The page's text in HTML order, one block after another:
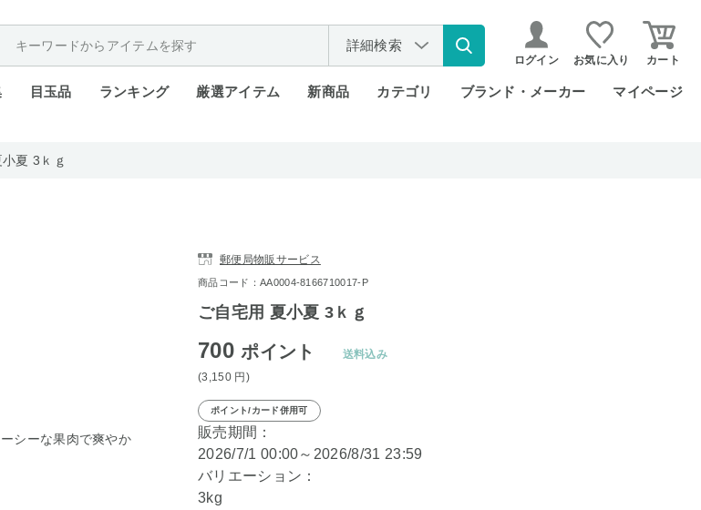
詳細検索
ログイン お気に入り カート
目玉品 ランキング 厳選アイテム 新商品 カテゴリ ブランド・メーカー マイページ
夏 3ｋｇ
シーな果肉で爽やか
郵便局物販サービス
商品コード：AA0004-8166710017-P
ご自宅用 夏小夏 3ｋｇ
700ポイント
(3,150 円 )
送料込み
ポイント/カード併用可
販売期間：
2026/7/1 00:00～2026/8/31 23:59
バリエーション：
3kg